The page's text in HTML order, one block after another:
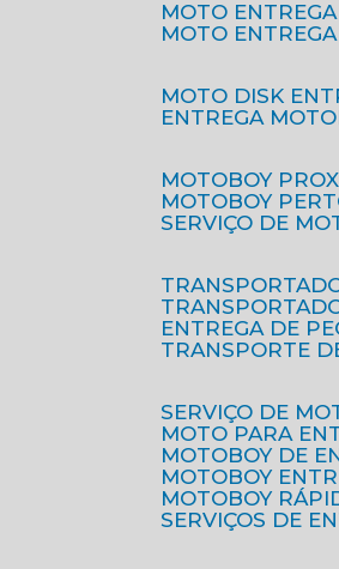
MOTO
MOTO
MOTO DISK
ENTREGA MOTO
MOTOBOY
MOTOBOY
SERVIÇO DE
ENTREGA DE
TRANSPORTE
SERVIÇO DE
MOTO PARA
MOTOBOY DE
MOTOBOY
MOTOBOY
SERVIÇOS DE